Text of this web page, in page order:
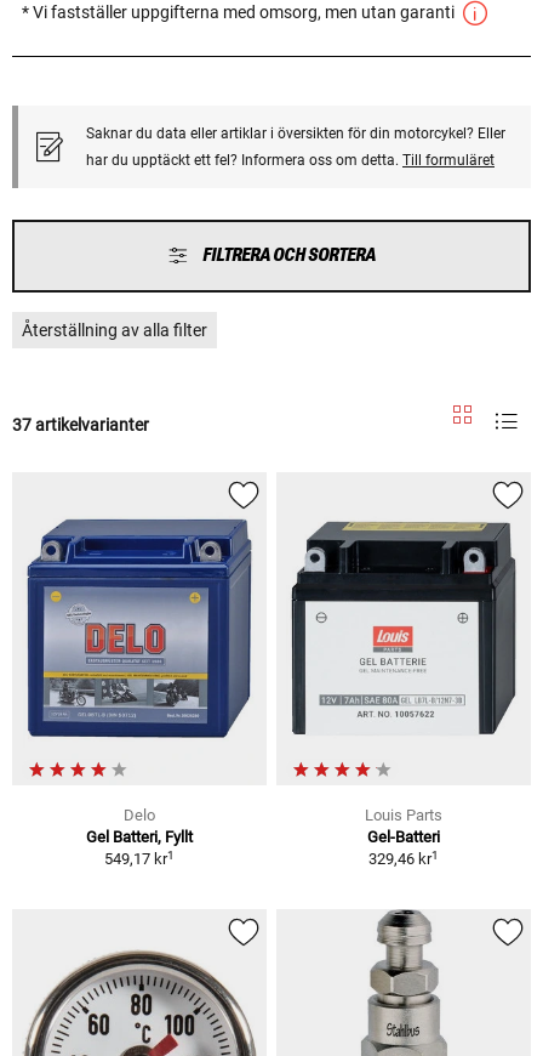
* Vi fastställer uppgifterna med omsorg, men utan garanti
Saknar du data eller artiklar i översikten för din motorcykel? Eller
har du upptäckt ett fel? Informera oss om detta. Till formuläret
FILTRERA OCH SORTERA
Återställning av alla filter
37 artikelvarianter
Delo
Gel Batteri, Fyllt
549,17 kr1
Louis Parts
Gel-Batteri
329,46 kr1